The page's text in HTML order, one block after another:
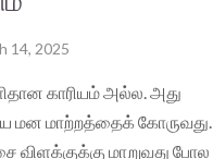
14, 2025
காரியம் அல்ல. அது
மன மாற்றத்தைக் கோருவது.
விளக்குக்கு மாறுவது போல